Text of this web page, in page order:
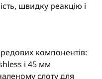
швидку реакцію і
компонентів:
і 45 мм
слоту для